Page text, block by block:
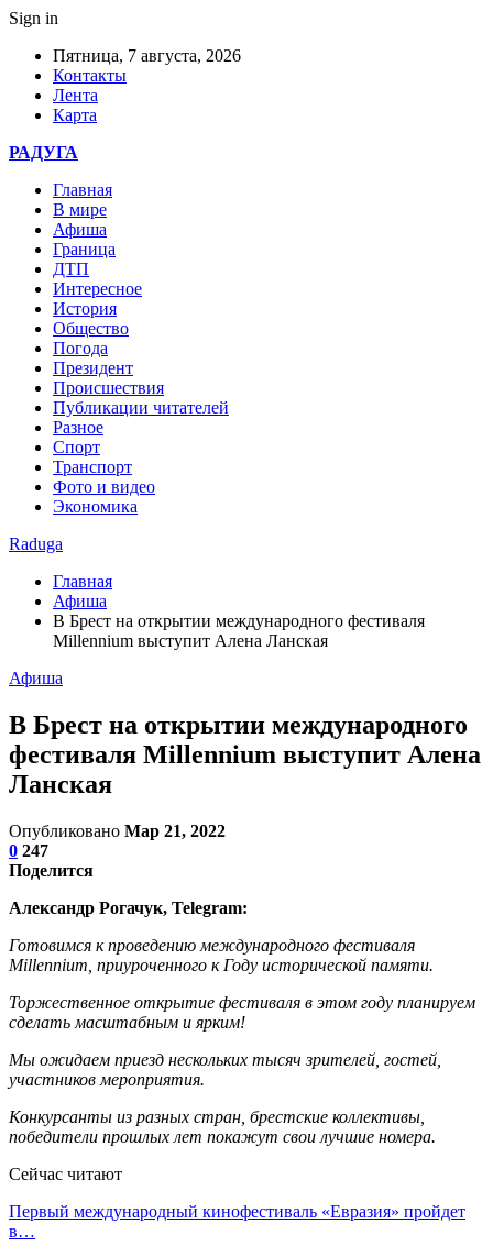
Sign in
Пятница, 7 августа, 2026
Контакты
Лента
Карта
РАДУГА
Главная
В мире
Афиша
Граница
ДТП
Интересное
История
Общество
Погода
Президент
Происшествия
Публикации читателей
Разное
Спорт
Транспорт
Фото и видео
Экономика
Raduga
Главная
Афиша
В Брест на открытии международного фестиваля
Millennium выступит Алена Ланская
Афиша
В Брест на открытии международного
фестиваля Millennium выступит Алена
Ланская
Опубликовано Мар 21, 2022
0 247
Поделится
Александр Рогачук, Telegram:
Готовимся к проведению международного фестиваля
Millennium, приуроченного к Году исторической памяти.
Торжественное открытие фестиваля в этом году планируем
сделать масштабным и ярким!
Мы ожидаем приезд нескольких тысяч зрителей, гостей,
участников мероприятия.
Конкурсанты из разных стран, брестские коллективы,
победители прошлых лет покажут свои лучшие номера.
Сейчас читают
Первый международный кинофестиваль «Евразия» пройдет
в…